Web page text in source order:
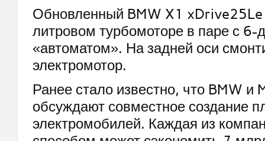
Обновленный BMW X1 xDrive25Le
литровом турбомоторе в паре с 6-
«автоматом». На задней оси
электромотор.
Ранее стало известно, что BMW и
обсуждают совместное создание
электромобилей. Каждая из